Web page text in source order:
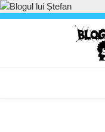
Skip
to